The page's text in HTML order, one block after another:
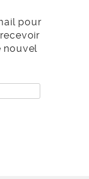
pour
nouvel